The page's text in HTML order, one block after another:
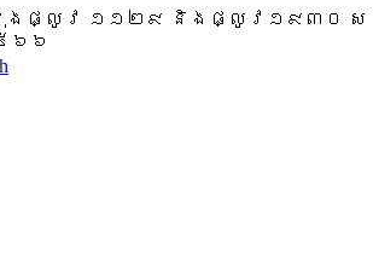
រុងផ្លូវ ១១២៩ និងផ្លូវ១៩៣០ ស
៦៦